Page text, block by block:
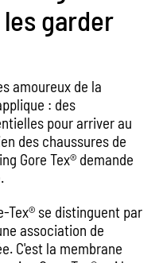
garder
amoureux de la
: des
pour arriver au
des chaussures de
Gore Tex® demande
Tex® se distinguent par
association de
C'est la membrane